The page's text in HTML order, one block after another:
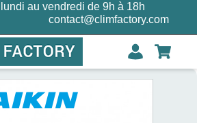
au vendredi de 9h à 18h
contact@climfactory.com